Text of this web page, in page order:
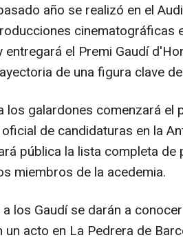
año se realizó en el
cinematográficas
entregará el Premi Gaudí
de una figura clave
los galardones comenzará el
de candidaturas en la
pública la lista completa de
miembros de la acedemia.
los Gaudí se darán a
un acto en La Pedrera de